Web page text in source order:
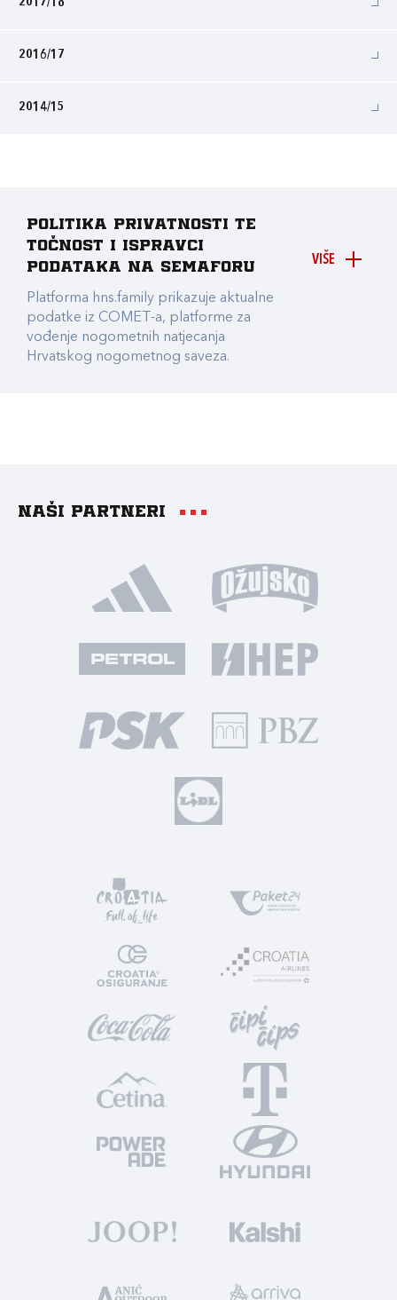
2017/18
2016/17
2014/15
VIŠE
Politika privatnosti te
točnost i ispravci
podataka na Semaforu
Platforma hns.family prikazuje aktualne
podatke iz COMET-a, platforme za
vođenje nogometnih natjecanja
Hrvatskog nogometnog saveza.
Naši partneri